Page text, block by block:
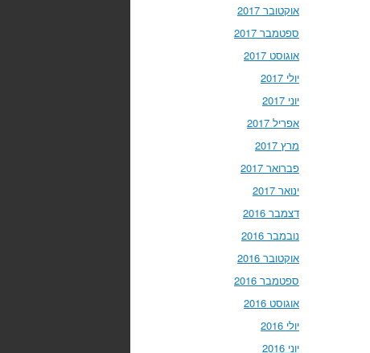
אוקטובר 2017
ספטמבר 2017
אוגוסט 2017
יולי 2017
יוני 2017
אפריל 2017
מרץ 2017
פברואר 2017
ינואר 2017
דצמבר 2016
נובמבר 2016
אוקטובר 2016
ספטמבר 2016
אוגוסט 2016
יולי 2016
יוני 2016